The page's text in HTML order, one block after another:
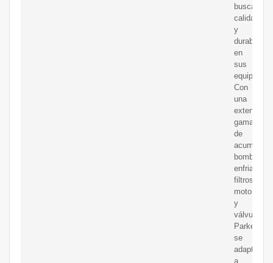
buscan
calidad
y
durabilidad
en
sus
equipos.
Con
una
extensa
gama
de
bombas,
filtros,
motores
y
válvulas,
Parker
se
adapta
a